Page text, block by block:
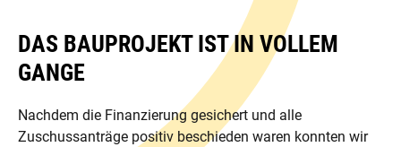
DAS BAUPROJEKT IST IN VOLLEM
GANGE
Nachdem die Finanzierung gesichert und alle
Zuschussanträge positiv beschieden waren konnten wir